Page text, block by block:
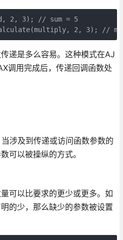
2, 3); // sum = 5
2, 3); //
递是多么容易。这种模式在AJ
调用完成后，传递回调函数处
涉及到传递或访问函数参数的
可以被操纵的方式。
可以比要求的更少或更多。如
的少，那么缺少的参数被设置